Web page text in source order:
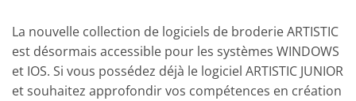
La nouvelle collection de logiciels de broderie ARTISTIC
est désormais accessible pour les systèmes WINDOWS
et IOS. Si vous possédez déjà le logiciel ARTISTIC JUNIOR
et souhaitez approfondir vos compétences en création